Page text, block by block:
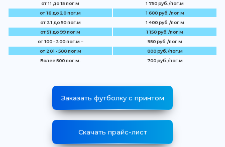
от 11 до 15 пог.м
1 750 руб. /пог.м
от 16 до 20 пог.м
1 600 руб. /пог.м
от 21 до 50 пог.м
1 400 руб. /пог.м
от 51 до 99 пог.м
1 150 руб. /пог.м
от 100 - 200 пог.м –
950 руб. /пог.м
от 201 - 500 пог.м
800 руб. /пог.м
Более 500 пог.м.
700 руб. /пог.м
Заказать футболку с принтом
Скачать прайс-лист